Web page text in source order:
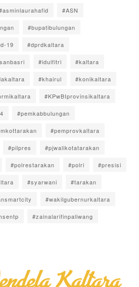
#ASN
#bupatibulungan
19 #dprdkaltara
#idulfitri #kaltara
#khairul #konikaltara
#KPwBIprovinsikaltara
#pemkabbulungan
#pemprovkaltara
#pilpres #pjwalikotatarakan
#polrestarakan #polri #presisi
#syarwani #tarakan
#wakilgubernurkaltara
#zainalarifinpaliwang